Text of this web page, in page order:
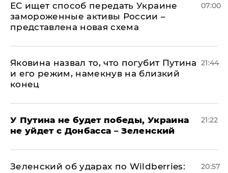
ЕС ищет способ передать Украине
замороженные активы России –
представлена новая схема
07:00
Яковина назвал то, что погубит Путина
и его режим, намекнув на близкий
конец
21:44
У Путина не будет победы, Украина
не уйдет с Донбасса – Зеленский
21:22
Зеленский об ударах по Wildberries:
20:57